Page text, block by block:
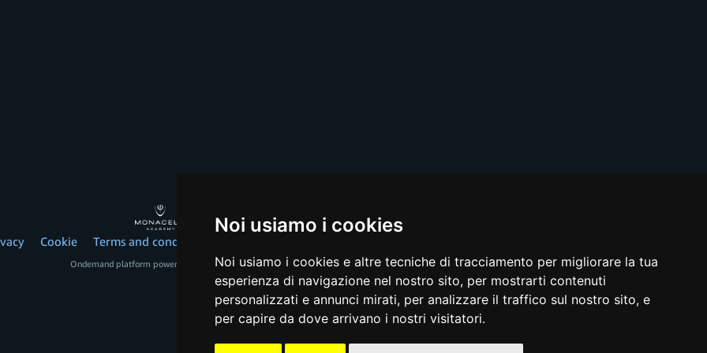
Noi usiamo i cookies
Noi usiamo i cookies e altre tecniche di tracciamento per migliorare la tua
esperienza di navigazione nel nostro sito, per mostrarti contenuti
personalizzati e annunci mirati, per analizzare il traffico sul nostro sito, e
per capire da dove arrivano i nostri visitatori.
Cookie Terms and conditions
Ondemand platform powered by www.arancialive.com